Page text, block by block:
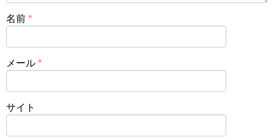
名前 *
メール *
サイト